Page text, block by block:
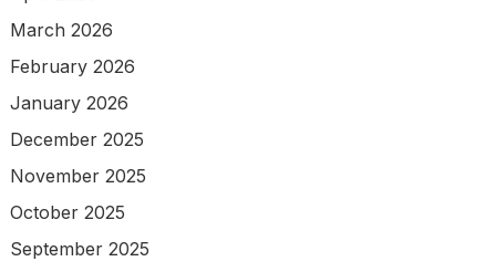
March 2026
February 2026
January 2026
December 2025
November 2025
October 2025
September 2025